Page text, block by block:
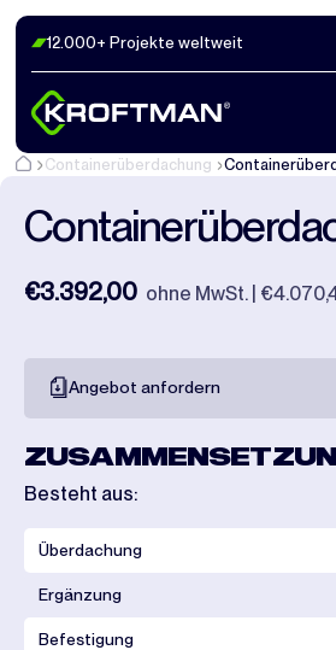
12.000+ Projekte weltweit
Containerüberdachung
€3.392,00 ohne MwSt. |
Angebot anfordern
Besteht aus:
Überdachung
Ergänzung
Befestigung
Fotos22 Abmaße